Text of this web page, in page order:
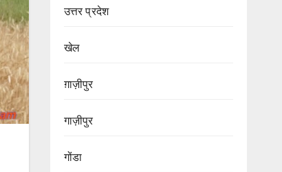
उत्तर प्रदेश
खेल
ग़ाज़ीपुर
गाज़ीपुर
गोंडा